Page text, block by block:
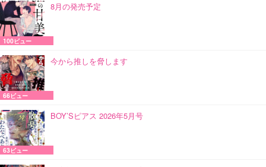
8月の発売予定
100ビュー
今から推しを脅します
66ビュー
BOY’Sピアス 2026年5月号
63ビュー